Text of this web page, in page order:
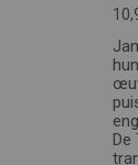
De